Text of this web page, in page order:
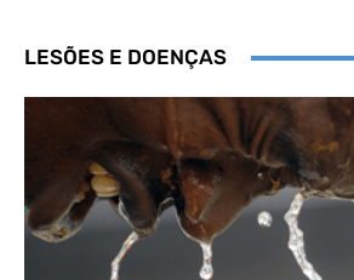
LESÕES E DOENÇAS